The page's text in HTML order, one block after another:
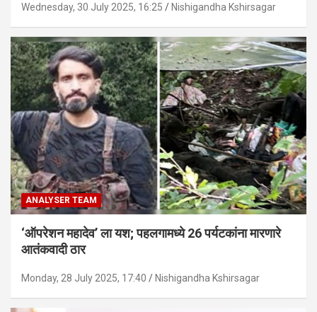
Wednesday, 30 July 2025, 16:25 Nishigandha Kshirsagar
ANALYSER TEAM
‘ऑपरेशन महादेव’ ला यश; पहलगामध्ये 26 पर्यटकांना मारणारे
आतंकवादी ठार
Monday, 28 July 2025, 17:40 Nishigandha Kshirsagar